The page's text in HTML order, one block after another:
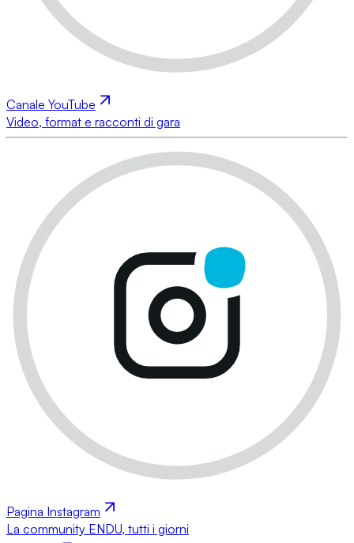
Canale YouTube
Video, format e racconti di gara
Pagina Instagram
La community ENDU, tutti i giorni